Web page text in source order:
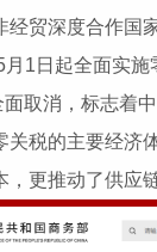
经贸深度合作国
1日起全面实施
取消，标志着
关税的主要经济
更推动了供应